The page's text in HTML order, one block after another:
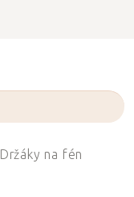
Držáky na fén